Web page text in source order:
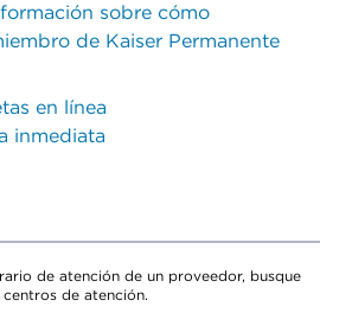
sobre cómo
de Kaiser Permanente
en línea
inmediata
de atención de un proveedor, busque
de atención.